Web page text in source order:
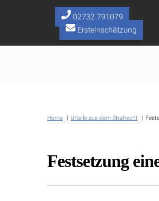
02732 791079
Ersteinschätzung
Home Urteile aus dem Strafrecht
Festsetzung